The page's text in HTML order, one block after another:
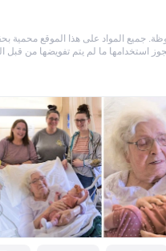
جميع المواد على هذا الموقع محمية
استخدامها ما لم يتم تفويضها من قبل